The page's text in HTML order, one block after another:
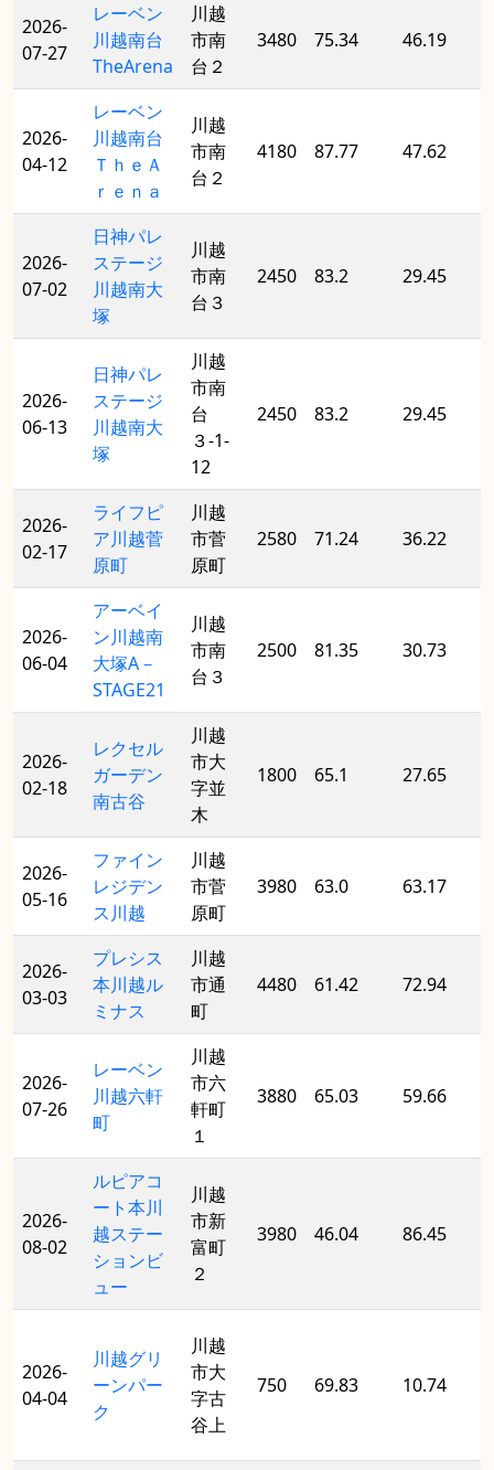
2026-
07-27
レーベン
川越南台
TheArena
川越
市南
台２
3480 75.34 46.19
2026-
04-12
レーベン
川越南台
ＴｈｅＡ
ｒｅｎａ
川越
市南
台２
4180 87.77 47.62
2026-
07-02
日神パレ
ステージ
川越南大
塚
川越
市南
台３
2450 83.2 29.45
2026-
06-13
日神パレ
ステージ
川越南大
塚
川越
市南
台
３-1-
12
2450 83.2 29.45
2026-
02-17
ライフピ
ア川越菅
原町
川越
市菅
原町
2580 71.24 36.22
2026-
06-04
アーベイ
ン川越南
大塚A－
STAGE21
川越
市南
台３
2500 81.35 30.73
2026-
02-18
レクセル
ガーデン
南古谷
川越
市大
字並
木
1800 65.1 27.65
2026-
05-16
ファイン
レジデン
ス川越
川越
市菅
原町
3980 63.0 63.17
2026-
03-03
プレシス
本川越ル
ミナス
川越
市通
町
4480 61.42 72.94
2026-
07-26
レーベン
川越六軒
町
川越
市六
軒町
１
3880 65.03 59.66
2026-
08-02
ルピアコ
ート本川
越ステー
ションビ
ュー
川越
市新
富町
２
3980 46.04 86.45
2026-
04-04
川越グリ
ーンパー
ク
川越
市大
字古
谷上
750 69.83 10.74